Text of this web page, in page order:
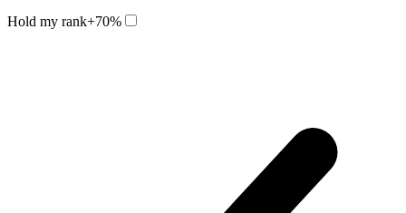
Hold my rank+70%